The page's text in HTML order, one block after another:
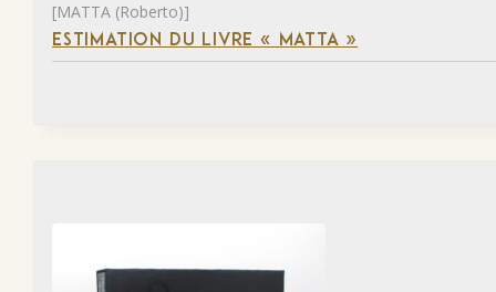
[MATTA (Roberto)]
ESTIMATION DU LIVRE « MATTA »